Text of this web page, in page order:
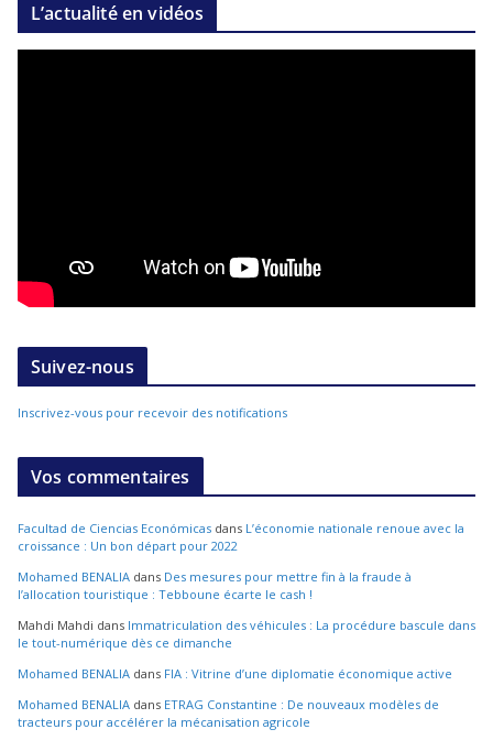
L’actualité en vidéos
Suivez-nous
Inscrivez-vous pour recevoir des notifications
Vos commentaires
Facultad de Ciencias Económicas dans L’économie nationale renoue avec la
croissance : Un bon départ pour 2022
Mohamed BENALIA dans Des mesures pour mettre fin à la fraude à
l’allocation touristique : Tebboune écarte le cash !
Mahdi Mahdi dans Immatriculation des véhicules : La procédure bascule dans
le tout-numérique dès ce dimanche
Mohamed BENALIA dans FIA : Vitrine d’une diplomatie économique active
Mohamed BENALIA dans ETRAG Constantine : De nouveaux modèles de
tracteurs pour accélérer la mécanisation agricole